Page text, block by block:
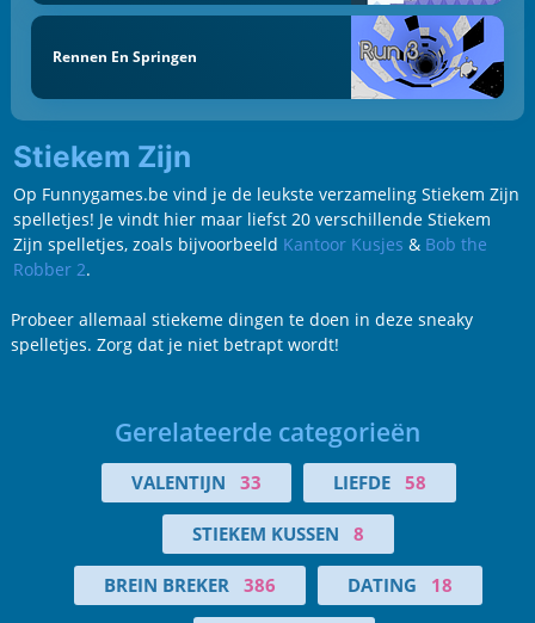
Rennen En Springen
Stiekem Zijn
Op Funnygames.be vind je de leukste verzameling Stiekem Zijn
spelletjes! Je vindt hier maar liefst 20 verschillende Stiekem
Zijn spelletjes, zoals bijvoorbeeld Kantoor Kusjes & Bob the
Robber 2.
Probeer allemaal stiekeme dingen te doen in deze sneaky
spelletjes. Zorg dat je niet betrapt wordt!
Gerelateerde categorieën
VALENTIJN 33 LIEFDE 58
STIEKEM KUSSEN 8
BREIN BREKER 386 DATING 18